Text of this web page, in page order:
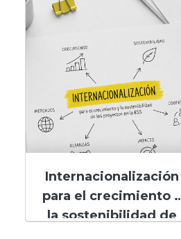
Internacionalización
para el crecimiento y
la sostenibilidad de